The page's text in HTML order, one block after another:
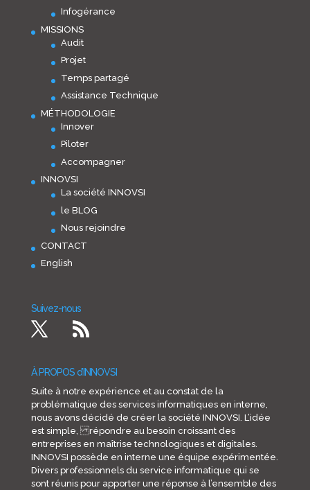
Infogérance
MISSIONS
Audit
Projet
Temps partagé
Assistance Technique
MÉTHODOLOGIE
Innover
Piloter
Accompagner
INNOVSI
La société INNOVSI
le BLOG
Nous rejoindre
CONTACT
English
Suivez-nous
À PROPOS d’INNOVSI
Suite à notre expérience et au constat de la
problématique des services informatiques en interne,
nous avons décidé de créer la société INNOVSI. L’idée
est simple, répondre au besoin croissant des
entreprises en maîtrise technologiques et digitales.
INNOVSI possède en interne une équipe expérimentée.
Divers professionnels du service informatique qui se
sont réunis pour apporter une réponse à l’ensemble des